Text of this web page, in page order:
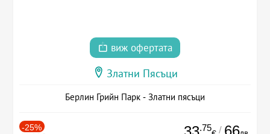
виж офертата
Златни Пясъци
Берлин Грийн Парк - Златни пясъци
-25% .75 /